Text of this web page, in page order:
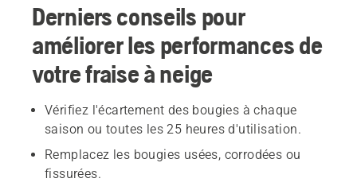
Derniers conseils pour
améliorer les performances de
votre fraise à neige
Vérifiez l'écartement des bougies à chaque
saison ou toutes les 25 heures d'utilisation.
Remplacez les bougies usées, corrodées ou
fissurées.